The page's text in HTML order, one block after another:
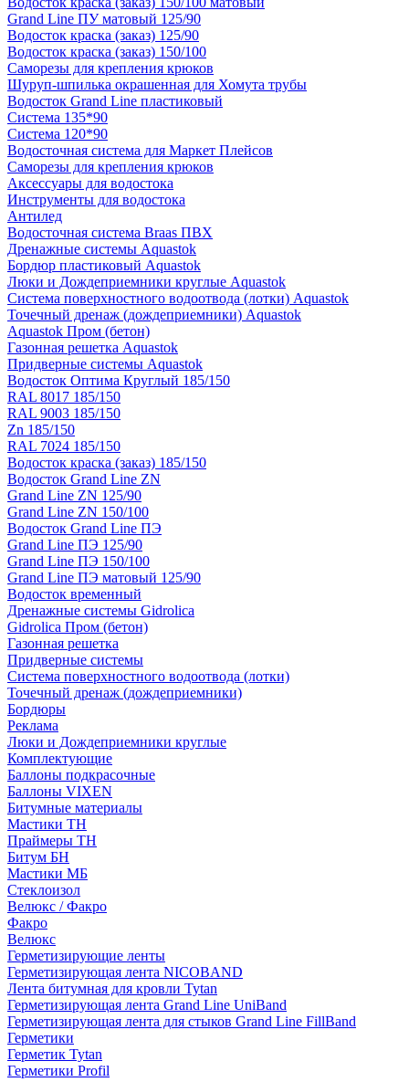
Grand Line ПУ матовый 125/90
Водосток краска (заказ) 125/90
Водосток краска (заказ) 150/100
Саморезы для крепления крюков
Шуруп-шпилька окрашенная для Хомута трубы
Водосток Grand Line пластиковый
Система 135*90
Система 120*90
Водосточная система для Маркет Плейсов
Саморезы для крепления крюков
Аксессуары для водостока
Инструменты для водостока
Антилед
Водосточная система Braas ПВХ
Дренажные системы Aquastok
Бордюр пластиковый Aquastok
Люки и Дождеприемники круглые Aquastok
Система поверхностного водоотвода (лотки) Aquastok
Точечный дренаж (дождеприемники) Aquastok
Aquastok Пром (бетон)
Газонная решетка Aquastok
Придверные системы Aquastok
Водосток Оптима Круглый 185/150
RAL 8017 185/150
RAL 9003 185/150
Zn 185/150
RAL 7024 185/150
Водосток краска (заказ) 185/150
Водосток Grand Line ZN
Grand Line ZN 125/90
Grand Line ZN 150/100
Водосток Grand Line ПЭ
Grand Line ПЭ 125/90
Grand Line ПЭ 150/100
Grand Line ПЭ матовый 125/90
Водосток временный
Дренажные системы Gidrolica
Gidrolica Пром (бетон)
Газонная решетка
Придверные системы
Система поверхностного водоотвода (лотки)
Точечный дренаж (дождеприемники)
Бордюры
Рекламa
Люки и Дождеприемники круглые
Комплектующие
Баллоны подкрасочные
Баллоны VIXEN
Битумные материалы
Мастики ТН
Праймеры ТН
Битум БН
Мастики МБ
Стеклоизол
Велюкс / Факро
Факро
Велюкс
Герметизирующие ленты
Герметизирующая лента NICOBAND
Лента битумная для кровли Tytan
Герметизирующая лента Grand Line UniBand
Герметизирующая лента для стыков Grand Line FillBand
Герметики
Герметик Tytan
Герметики Profil